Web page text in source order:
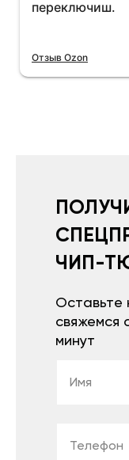
переключиш.
Отзыв Ozon
ЧИП-
Оставьте
свяжемся
минут